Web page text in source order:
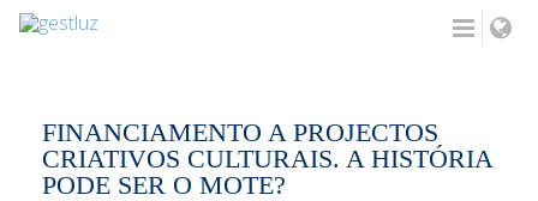
FINANCIAMENTO A PROJECTOS
CRIATIVOS CULTURAIS. A HISTÓRIA
PODE SER O MOTE?